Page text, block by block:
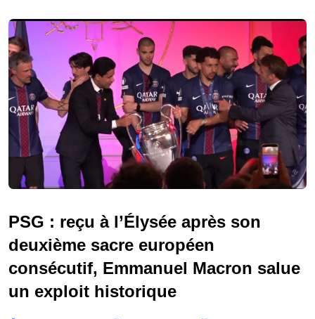
PSG : reçu à l’Élysée après son
deuxième sacre européen
consécutif, Emmanuel Macron salue
un exploit historique